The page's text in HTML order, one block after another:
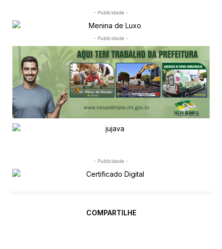
- Publicidade -
- Publicidade -
- Publicidade -
COMPARTILHE